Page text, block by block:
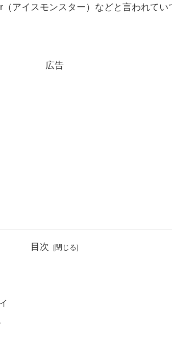
アイスモンスター）などと言われてい
広告
目次